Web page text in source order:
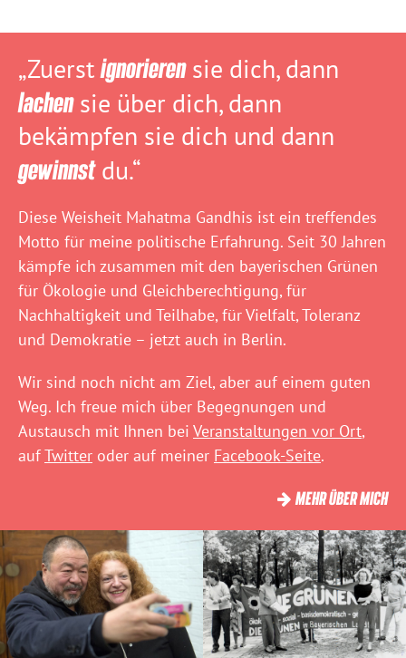
„Zuerstignorierensie dich, dann
lachensie über dich, dann
bekämpfen sie dich und dann
gewinnstdu.“
Diese Weisheit Mahatma Gandhis ist ein treffendes
Motto für meine politische Erfahrung. Seit 30 Jahren
kämpfe ich zusammen mit den bayerischen Grünen
für Ökologie und Gleichberechtigung, für
Nachhaltigkeit und Teilhabe, für Vielfalt, Toleranz
und Demokratie – jetzt auch in Berlin.
Wir sind noch nicht am Ziel, aber auf einem guten
Weg. Ich freue mich über Begegnungen und
Austausch mit Ihnen bei Veranstaltungen vor Ort,
aufTwitter oder auf meiner Facebook-Seite.
MEHR ÜBER MICH